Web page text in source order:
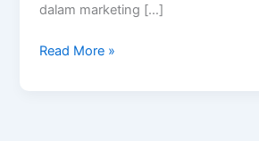
dalam marketing […]
Read More »